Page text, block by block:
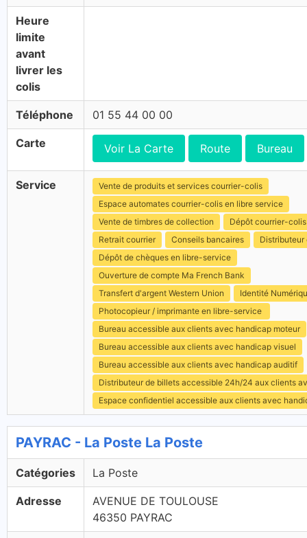
Heure
limite
avant
livrer les
colis
Téléphone 01 55 44 00 00
Carte Voir La Carte Route Bureau
Service
Vente de produits et services courrier-colis
Espace automates courrier-colis en libre service
Vente de timbres de collection
Dépôt courrier-colis
Retrait courrier
Conseils bancaires
Distributeur
Dépôt de chèques en libre-service
Ouverture de compte Ma French Bank
Transfert d'argent Western Union
Identité
Photocopieur / imprimante en libre-service
Bureau accessible aux clients avec handicap moteur
Bureau accessible aux clients avec handicap visuel
Bureau accessible aux clients avec handicap auditif
Distributeur de billets accessible 24h/24 aux clients
Espace confidentiel accessible aux clients avec
PAYRAC - La Poste La Poste
Catégories La Poste
Adresse
AVENUE DE TOULOUSE
46350 PAYRAC